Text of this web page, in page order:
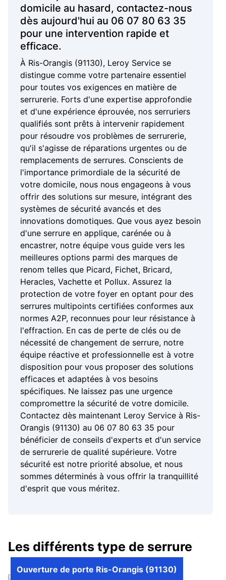
domicile au hasard, contactez-nous
dès aujourd'hui au 06 07 80 63 35
pour une intervention rapide et
efficace.
À Ris-Orangis (91130), Leroy Service se
distingue comme votre partenaire essentiel
pour toutes vos exigences en matière de
serrurerie. Forts d'une expertise approfondie
et d'une expérience éprouvée, nos serruriers
qualifiés sont prêts à intervenir rapidement
pour résoudre vos problèmes de serrurerie,
qu'il s'agisse de réparations urgentes ou de
remplacements de serrures. Conscients de
l'importance primordiale de la sécurité de
votre domicile, nous nous engageons à vous
offrir des solutions sur mesure, intégrant des
systèmes de sécurité avancés et des
innovations domotiques. Que vous ayez besoin
d'une serrure en applique, carénée ou à
encastrer, notre équipe vous guide vers les
meilleures options parmi des marques de
renom telles que Picard, Fichet, Bricard,
Heracles, Vachette et Pollux. Assurez la
protection de votre foyer en optant pour des
serrures multipoints certifiées conformes aux
normes A2P, reconnues pour leur résistance à
l'effraction. En cas de perte de clés ou de
nécessité de changement de serrure, notre
équipe réactive et professionnelle est à votre
disposition pour vous proposer des solutions
efficaces et adaptées à vos besoins
spécifiques. Ne laissez pas une urgence
compromettre la sécurité de votre domicile.
Contactez dès maintenant Leroy Service à Ris-
Orangis (91130) au 06 07 80 63 35 pour
bénéficier de conseils d'experts et d'un service
de serrurerie de qualité supérieure. Votre
sécurité est notre priorité absolue, et nous
sommes déterminés à vous offrir la tranquillité
d'esprit que vous méritez.
Les différents type de serrure
Ouverture de porte Ris-Orangis (91130)